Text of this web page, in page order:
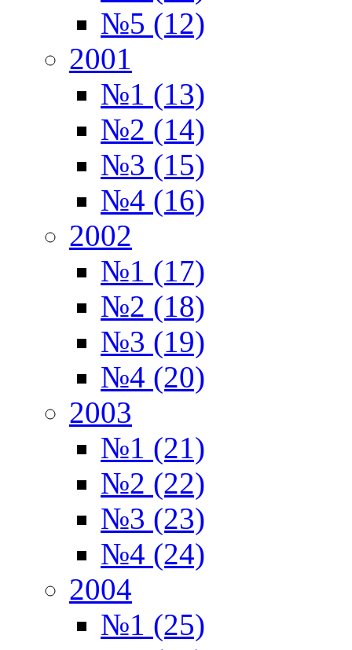
№5 (12)
2001
№1 (13)
№2 (14)
№3 (15)
№4 (16)
2002
№1 (17)
№2 (18)
№3 (19)
№4 (20)
2003
№1 (21)
№2 (22)
№3 (23)
№4 (24)
2004
№1 (25)